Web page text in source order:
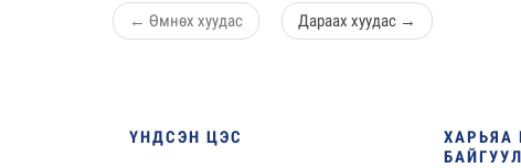
← Өмнөх хуудас Дараах хуудас →
ҮНДСЭН ЦЭС
ХАРЬЯА